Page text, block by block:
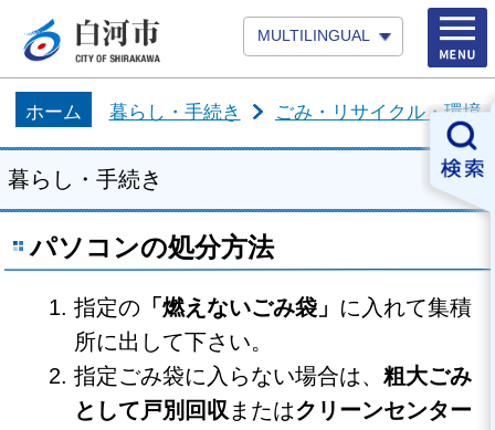
MULTILINGUAL
ホーム 暮らし・手続き ごみ・リサイクル・環境
暮らし・手続き
パソコンの処分方法
指定の 「燃えないごみ袋」 に入れて集積
所に出して下さい。
指定ごみ袋に入らない場合は、 粗大ごみ
として戸別回収 またはクリーンセンター